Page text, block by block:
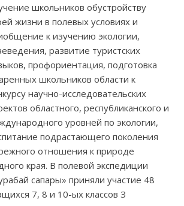
школьников обустройству
жизни в полевых условиях и
к изучению экологии,
развитие туристских
профориентация, подготовка
школьников области к
научно-исследовательских
областного, республиканского и
уровней по экологии,
подрастающего поколения
отношения к природе
края. В полевой экспедиции
сапары» приняли участие 48
7, 8 и 10-ых классов З